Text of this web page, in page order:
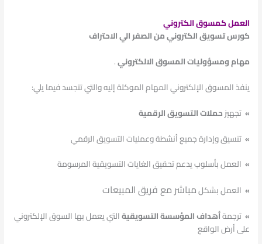
العمل كمسوق الكتروني
كورس تسويق الكتروني من الصفر الي الاحتراف
مهام ومسؤوليات المسوق الالكتروني.
ينفذ المسوق الإلكتروني المهام الموكلة إليه والتي تتجسد فيما يلي:
» تجهيزحملات التسويق الرقمية
» تنسيق وإدارة جميع أنشطة وعمليات التسويق الرقمي
» العمل بأسلوب يدعم تحقيق الغايات التسويقية المرسومة
» العمل بشكلمباشر مع فريق المبيعات
» ترجمةأهداف المؤسسة التسويقيةالتي يعمل بها السوق الإلكتروني
على أرض الواقع